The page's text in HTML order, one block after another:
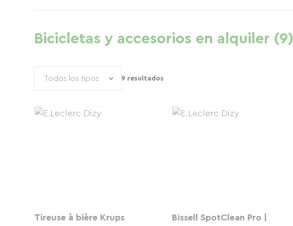
Bicicletas y accesorios en alquiler (9)
9 resultados
Tireuse à bière Krups
Bissell SpotClean Pro |